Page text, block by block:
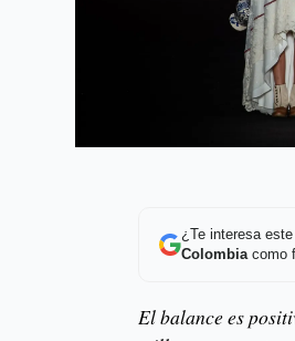
¿Te interesa
Colombiacomo
El balance es